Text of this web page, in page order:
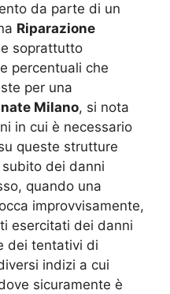
da parte di un
Riparazione
e soprattutto
percentuali che
per una
Milano, si nota
in cui è necessario
queste strutture
dei danni
quando una
improvvisamente,
esercitati dei danni
dei tentativi di
indizi a cui
sicuramente è